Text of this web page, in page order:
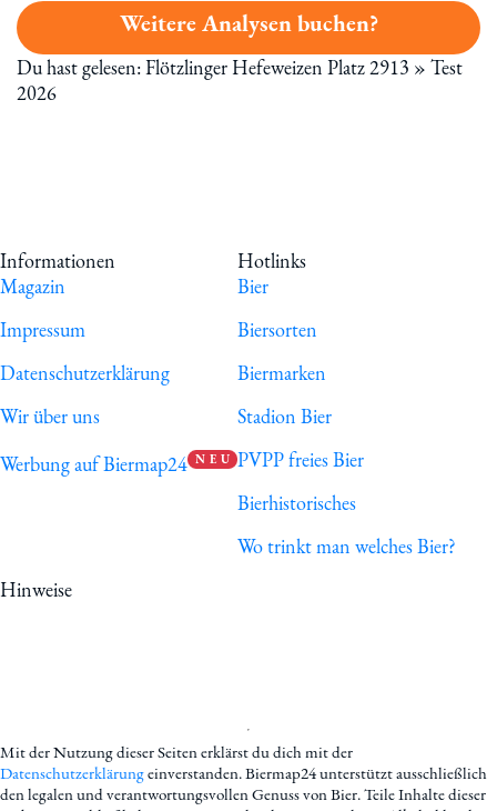
Weitere Analysen buchen?
Du hast gelesen: Flötzlinger Hefeweizen Platz 2913 » Test
2026
Informationen
Magazin
Impressum
Datenschutzerklärung
Wir über uns
Werbung auf Biermap24 N E U
Hotlinks
Bier
Biersorten
Biermarken
Stadion Bier
PVPP freies Bier
Bierhistorisches
Wo trinkt man welches Bier?
Hinweise
Mit der Nutzung dieser Seiten erklärst du dich mit der
Datenschutzerklärungeinverstanden. Biermap24 unterstützt ausschließlich
den legalen und verantwortungsvollen Genuss von Bier. Teile Inhalte dieser